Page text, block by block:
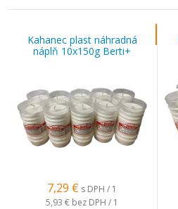
Kahanec plast náhradná
náplň 10x150g Berti+
7,29 € s DPH / 1
5,93 € bez DPH / 1